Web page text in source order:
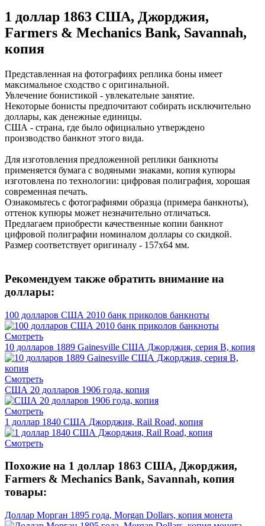
1 доллар 1863 США, Джорджия,
Farmers & Mechanics Bank, Savannah,
копия
Представленная на фотографиях реплика боны имеет
максимальное сходство с оригинальной.
Увлечение бонистикой - увлекательне занятие.
Некоторые бонисты предпочитают собирать исключительно
доллары, как денежные единицы.
США - страна, где было официально утверждено
производство банкнот этого вида.
Для изготовления предложенной реплики банкноты
применяется бумага с водяными знаками, копия купюры
изготовлена по технологии: цифровая полиграфия, хорошая
современная печать.
Ознакомьтесь с фотографиями образца (примера банкноты),
оттенок купюры может незначительно отличаться.
Предлагаем приобрести качественные копии банкнот
цифровой полиграфии номиналом доллары со скидкой.
Размер соответствует оригиналу - 157х64 мм.
Рекомендуем также обратить внимание на
доллары:
100 долларов США 2010 банк приколов банкноты
Смотреть
10 долларов 1889 Gainesville США Джорджия, серия B, копия
Смотреть
США 20 долларов 1906 года, копия
Смотреть
1 доллар 1840 США Джорджия, Rail Road, копия
Смотреть
Похожие на 1 доллар 1863 США, Джорджия,
Farmers & Mechanics Bank, Savannah, копия
товары:
Доллар Морган 1895 года, Morgan Dollars, копия монета